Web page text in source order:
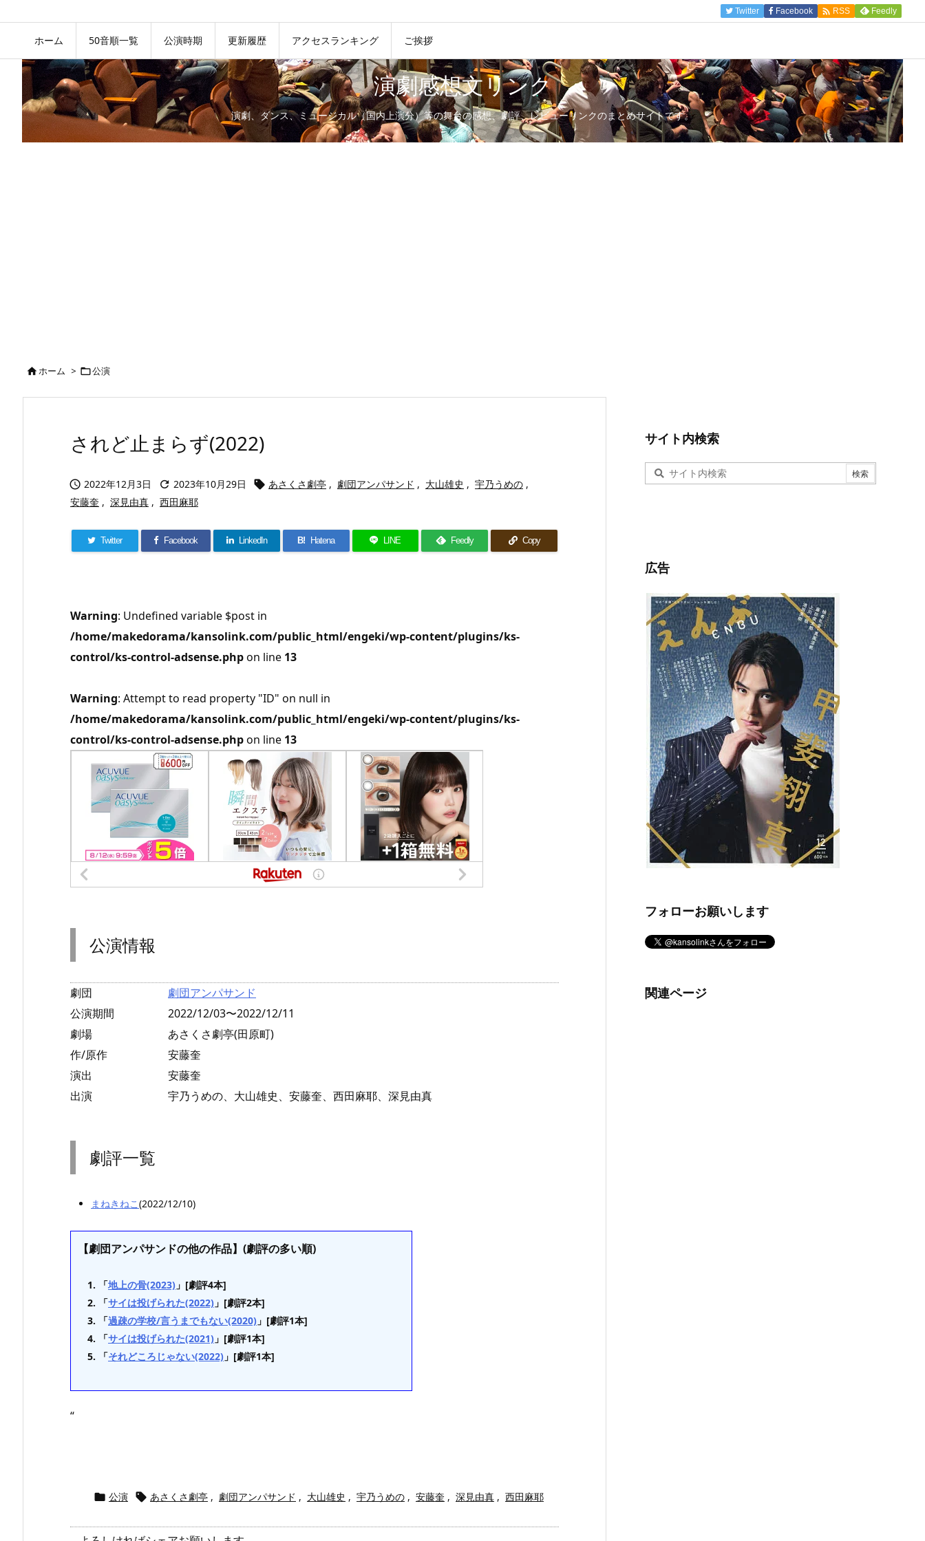
ホーム 50音順一覧 公演時期 更新履歴 アクセスランキング ご挨拶
Twitter Facebook  RSS Feedly
演劇感想文リンク
演劇、ダンス、ミュージカル（国内上演分）等の舞台の感想、劇評、レビューリンクのまとめサイトです。
ホーム > 公演
されど止まらず(2022)
 2022年12月3日  2023年10月29日  あさくさ劇亭 , 劇団アンパサンド , 大山雄史 , 宇乃うめの ,
安藤奎 , 深見由真 , 西田麻耶
Twitter Facebook LinkedIn B! Hatena LINE Feedly Copy
Warning: Undefined variable $post in
/home/makedorama/kansolink.com/public_html/engeki/wp-content/plugins/ks-
control/ks-control-adsense.phpon line 13
Warning: Attempt to read property "ID" on null in
/home/makedorama/kansolink.com/public_html/engeki/wp-content/plugins/ks-
control/ks-control-adsense.phpon line 13
公演情報
劇団
劇団アンパサンド
公演期間
2022/12/03〜2022/12/11
劇場
あさくさ劇亭(田原町)
作/原作
安藤奎
演出
安藤奎
出演
宇乃うめの、大山雄史、安藤奎、西田麻耶、深見由真
劇評一覧
まねきねこ(2022/12/10)
【劇団アンパサンドの他の作品】(劇評の多い順)
「地上の骨(2023) 」[劇評4本]
「サイは投げられた(2022) 」[劇評2本]
「過疎の学校/言うまでもない(2020) 」[劇評1本]
「サイは投げられた(2021) 」[劇評1本]
「それどころじゃない(2022) 」[劇評1本]
“
 公演  あさくさ劇亭 , 劇団アンパサンド , 大山雄史 , 宇乃うめの , 安藤奎 , 深見由真 , 西田麻耶
サイト内検索
広告
フォローお願いします
関連ページ